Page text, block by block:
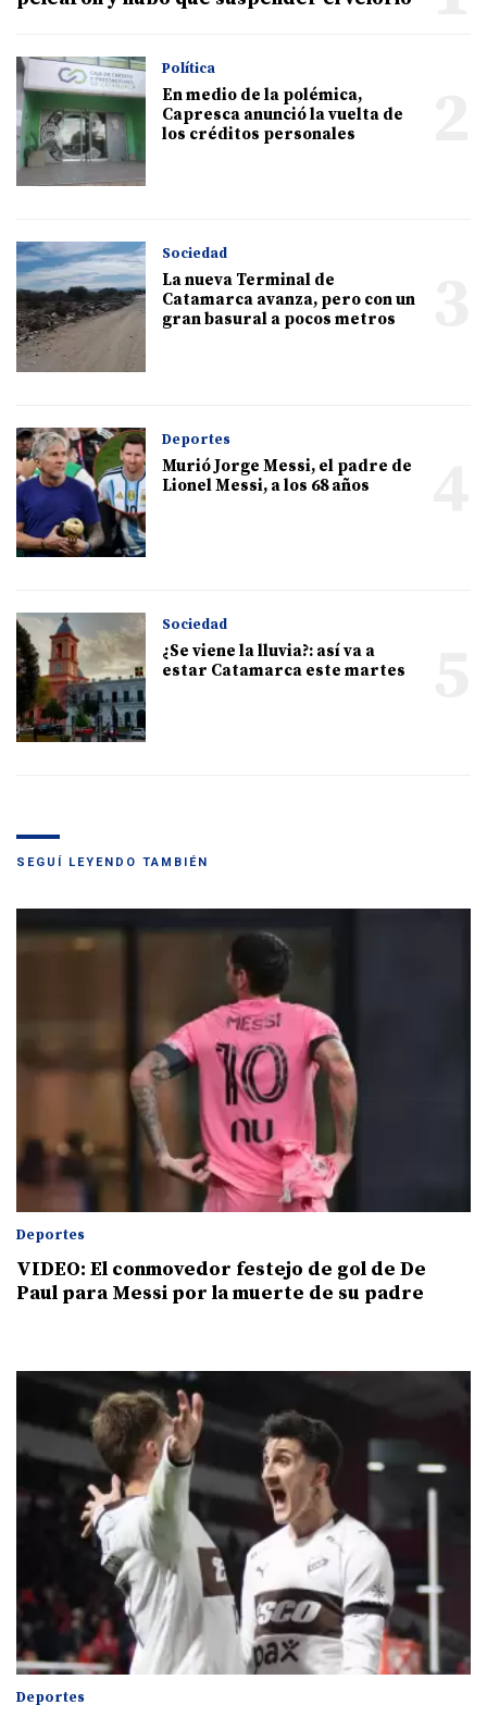
Política
En medio de la polémica,
Capresca anunció la vuelta de
los créditos personales
Sociedad
La nueva Terminal de
Catamarca avanza, pero con un
gran basural a pocos metros
Deportes
Murió Jorge Messi, el padre de
Lionel Messi, a los 68 años
Sociedad
¿Se viene la lluvia?: así va a
estar Catamarca este martes
SEGUÍ LEYENDO TAMBIÉN
Deportes
VIDEO: El conmovedor festejo de gol de De
Paul para Messi por la muerte de su padre
Deportes